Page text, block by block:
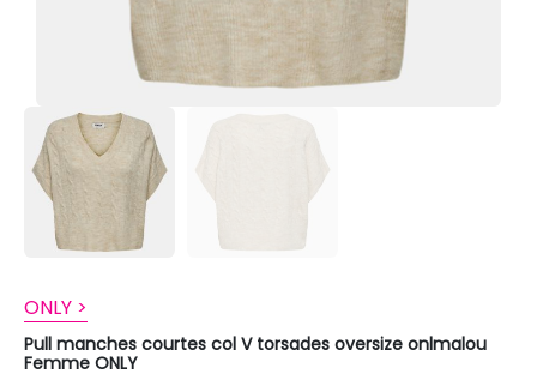
ONLY >
Pull manches courtes col V torsades oversize onlmalou
Femme ONLY